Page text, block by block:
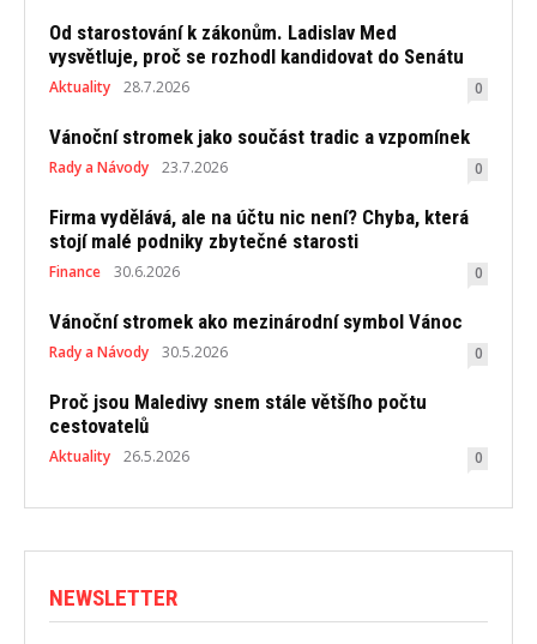
Od starostování k zákonům. Ladislav Med
vysvětluje, proč se rozhodl kandidovat do Senátu
Aktuality 28.7.2026 0
Vánoční stromek jako součást tradic a vzpomínek
Rady a Návody 23.7.2026 0
Firma vydělává, ale na účtu nic není? Chyba, která
stojí malé podniky zbytečné starosti
Finance 30.6.2026 0
Vánoční stromek ako mezinárodní symbol Vánoc
Rady a Návody 30.5.2026 0
Proč jsou Maledivy snem stále většího počtu
cestovatelů
Aktuality 26.5.2026 0
NEWSLETTER